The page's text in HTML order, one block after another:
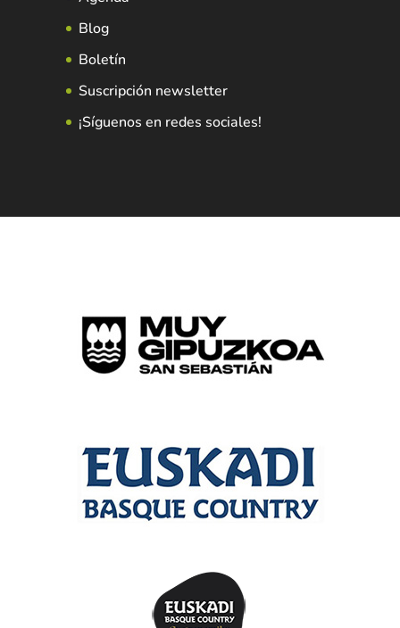
Blog
Boletín
Suscripción newsletter
¡Síguenos en redes sociales!